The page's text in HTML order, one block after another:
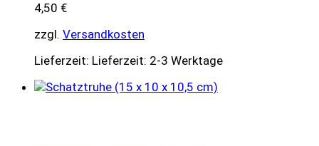
4,50 €
zzgl. Versandkosten
Lieferzeit: Lieferzeit: 2-3 Werktage